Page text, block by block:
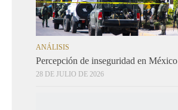
ANÁLISIS
Percepción de inseguridad en México
28 DE JULIO DE 2026